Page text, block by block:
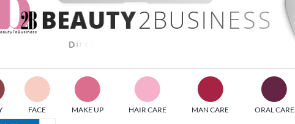
BEAUTY2BUSINE SS
Dir
MEDIAGROUP racchiude un pool di società di comunicazione
specializzate nell’informazione b2b. Edizioni Turbo, in
FACE MAKE UP HAIR CARE MAN CARE ORAL CARE